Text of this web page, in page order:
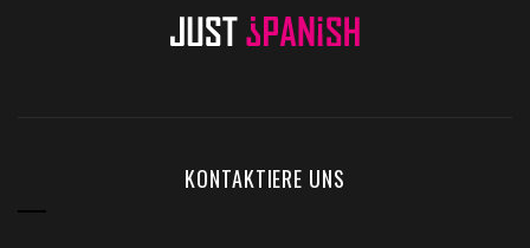
KONTAKTIERE UNS